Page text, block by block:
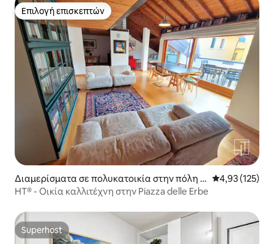
Επιλογή επισκεπτών
Επιλογή επισκεπτών
Διαμερίσματα σε πολυκατοικία στην πόλη Π
άντοβα
Μέση
4,93 (125)
HT® - Οικία καλλιτέχνη στην Piazza delle Erbe
Superhost
Superhost